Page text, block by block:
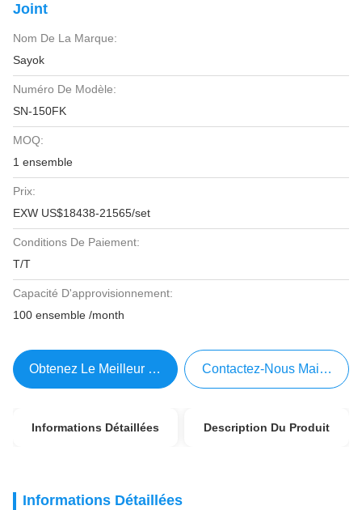
Joint
Nom De La Marque:
Sayok
Numéro De Modèle:
SN-150FK
MOQ:
1 ensemble
Prix:
EXW US$18438-21565/set
Conditions De Paiement:
T/T
Capacité D'approvisionnement:
100 ensemble /month
Obtenez Le Meilleur Prix Contactez-Nous Maintenant
Informations Détaillées Description Du Produit
Informations Détaillées